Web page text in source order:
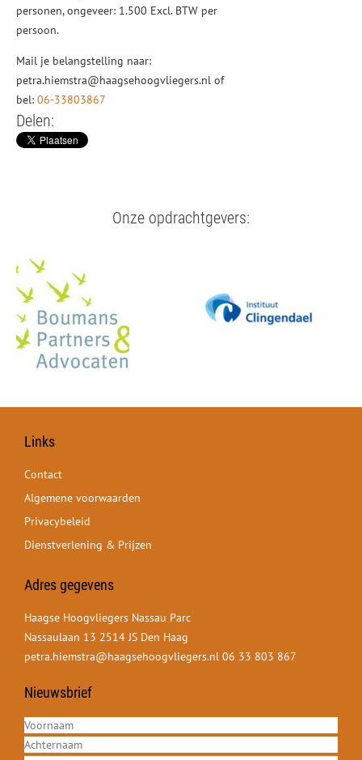
personen, ongeveer: 1.500 Excl. BTW per
persoon.
Mail je belangstelling naar:
petra.hiemstra@haagsehoogvliegers.nl of
bel: 06-33803867
Delen:
Onze opdrachtgevers:
Links
Contact
Algemene voorwaarden
Privacybeleid
Dienstverlening & Prijzen
Adres gegevens
Haagse Hoogvliegers Nassau Parc
Nassaulaan 13 2514 JS Den Haag
petra.hiemstra@haagsehoogvliegers.nl 06 33 803 867
Nieuwsbrief